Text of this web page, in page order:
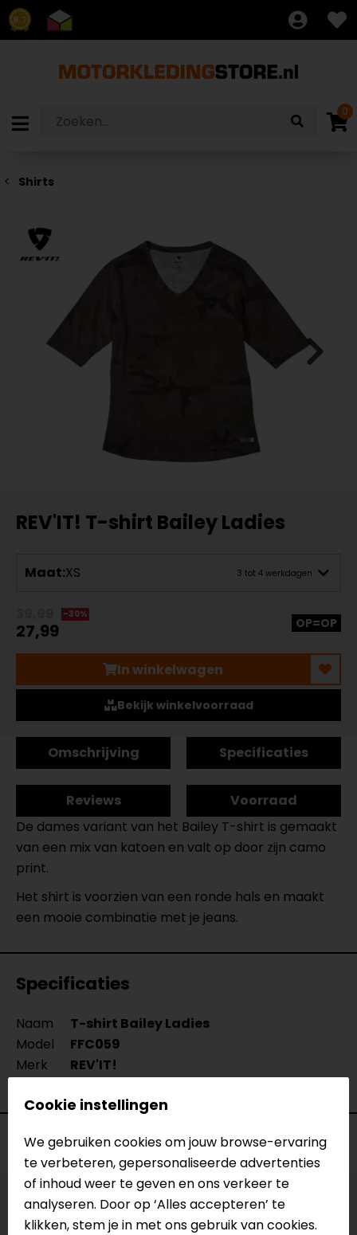
8.7
0
Shirts
REV'IT! T-shirt Bailey Ladies
Maat:XS 3 tot 4 werkdagen
-30%
27,99 OP=OP
In winkelwagen
Bekijk winkelvoorraad
Omschrijving Specificaties
Reviews
Voorraad
De dames variant van het Bailey T-shirt is gemaakt
van een mix van katoen en valt op door zijn camo
print.
Het shirt is voorzien van een ronde hals en maakt
een mooie combinatie met je jeans.
Specificaties
Naam
T-shirt Bailey Ladies
Model
FFC059
Merk
REV'IT!
Voorraad
Maat:XS
Cookie instellingen
We gebruiken cookies om jouw browse-ervaring
te verbeteren, gepersonaliseerde advertenties
of inhoud weer te geven en ons verkeer te
analyseren. Door op ‘Alles accepteren’ te
klikken, stem je in met ons gebruik van cookies.